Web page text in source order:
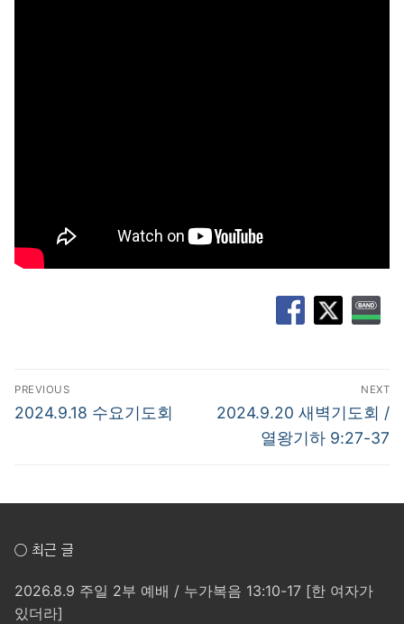
글
탐
PREVIOUS
Previous
2024.9.18 수요기도회
NEXT
Next
2024.9.20 새벽기도회 /
열왕기하 9:27-37
○ 최근 글
2026.8.9 주일 2부 예배 / 누가복음 13:10-17 [한 여자가
있더라]